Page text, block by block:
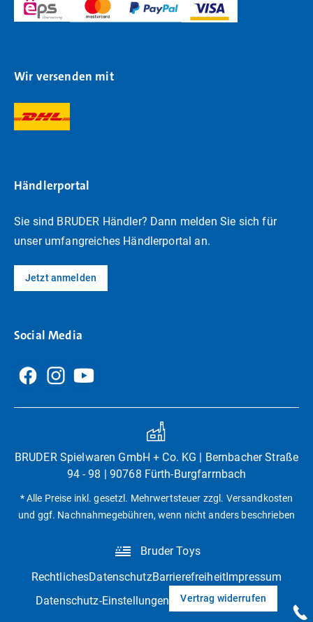
Wir versenden mit
Händlerportal
Sie sind BRUDER Händler? Dann melden Sie sich für
unser umfangreiches Händlerportal an.
Jetzt anmelden
Social Media
BRUDER Spielwaren GmbH + Co. KG | Bernbacher Straße
94 - 98 | 90768 Fürth-Burgfarrnbach
* Alle Preise inkl. gesetzl. Mehrwertsteuer zzgl. Versandkosten
und ggf. Nachnahmegebühren, wenn nicht anders beschrieben
Bruder Toys
RechtlichesDatenschutzBarrierefreiheitImpressum
Vertrag widerrufen
Datenschutz-Einstellungen